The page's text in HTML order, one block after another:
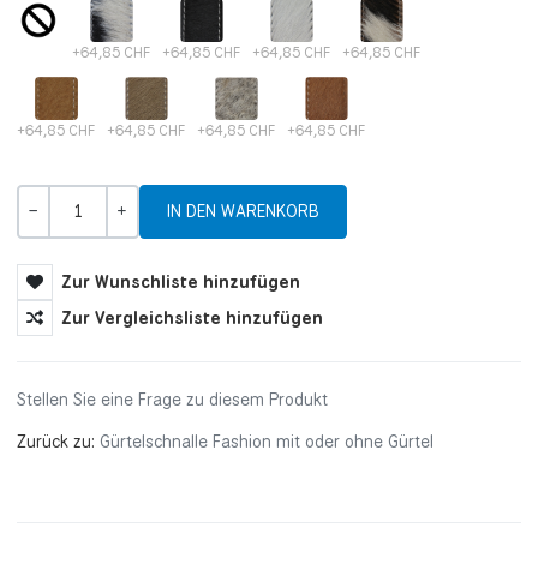
+64,85 CHF +64,85 CHF +64,85 CHF +64,85 CHF
+64,85 CHF +64,85 CHF +64,85 CHF +64,85 CHF
Zur Wunschliste hinzufügen
Zur Vergleichsliste hinzufügen
Stellen Sie eine Frage zu diesem Produkt
Zurück zu: Gürtelschnalle Fashion mit oder ohne Gürtel